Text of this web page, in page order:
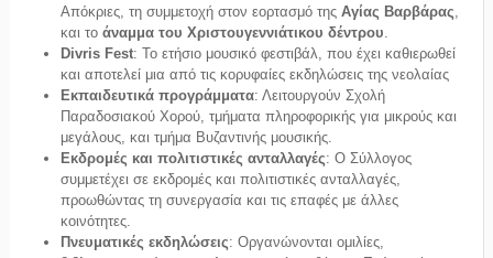
Απόκριες, τη συμμετοχή στον εορτασμό της Αγίας Βαρβάρας
και το άναμμα του Χριστουγεννιάτικου δέντρου
Divris Fest: Το ετήσιο μουσικό φεστιβάλ, που έχει καθιερωθεί
και αποτελεί μια από τις κορυφαίες εκδηλώσεις της νεολαίας
Εκπαιδευτικά προγράμματα: Λειτουργούν Σχολή
Παραδοσιακού Χορού, τμήματα πληροφορικής για μικρούς και
μεγάλους, και τμήμα Βυζαντινής μουσικής.
Εκδρομές και πολιτιστικές ανταλλαγές: Ο Σύλλογος
συμμετέχει σε εκδρομές και πολιτιστικές ανταλλαγές,
προωθώντας τη συνεργασία και τις επαφές με άλλες
κοινότητες.
Πνευματικές εκδηλώσεις: Οργανώνονται ομιλίες,